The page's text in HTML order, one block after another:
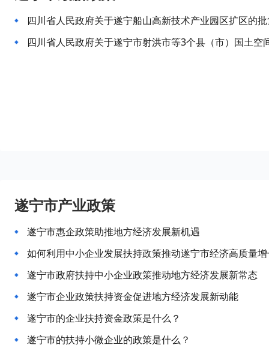
四川省人民政府关于遂宁船山高新技术产业园区扩区的
遂宁市产业政策
遂宁市惠企政策助推地方经济发展新机遇
如何利用中小企业发展扶持政策推动遂宁市经济高质量
遂宁市政府扶持中小企业政策推动地方经济发展新常态
遂宁市企业政策扶持资金促进地方经济发展新动能
遂宁市的企业扶持资金政策是什么？
遂宁市的扶持小微企业的政策是什么？